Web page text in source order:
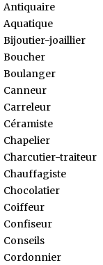
Antiquaire
Aquatique
Bijoutier-joaillier
Boucher
Boulanger
Canneur
Carreleur
Céramiste
Chapelier
Charcutier-traiteur
Chauffagiste
Chocolatier
Coiffeur
Confiseur
Conseils
Cordonnier